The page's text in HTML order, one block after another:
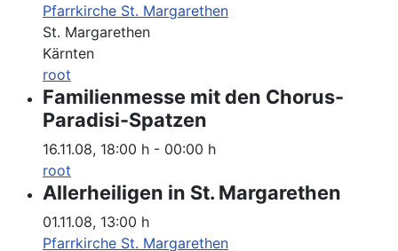
Pfarrkirche St. Margarethen
St. Margarethen
Kärnten
root
Familienmesse mit den Chorus-
Paradisi-Spatzen
16.11.08, 18:00 h - 00:00 h
root
Allerheiligen in St. Margarethen
01.11.08, 13:00 h
Pfarrkirche St. Margarethen